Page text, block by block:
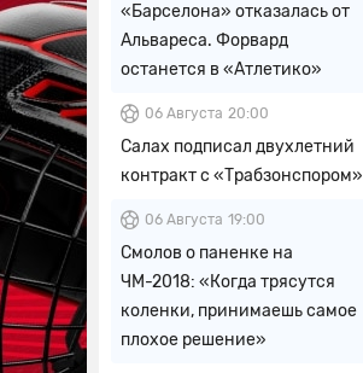
«Барселона» отказалась от
Альвареса. Форвард
останется в «Атлетико»
06 Августа 20:00
Салах подписал двухлетний
контракт с «Трабзонспором»
06 Августа 19:00
Смолов о паненке на
ЧМ-2018: «Когда трясутся
коленки, принимаешь самое
плохое решение»